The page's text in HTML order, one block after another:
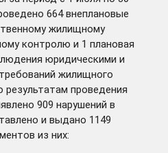
664 внеплановые
жилищному
контролю и 1 плановая
юридическими и
жилищного
результатам проведения
909 нарушений в
и выдано 1149
из них: